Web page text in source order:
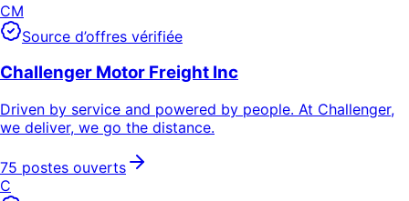
CM
Source d’offres vérifiée
Challenger Motor Freight Inc
Driven by service and powered by people. At Challenger,
we deliver, we go the distance.
75 postes ouverts
C